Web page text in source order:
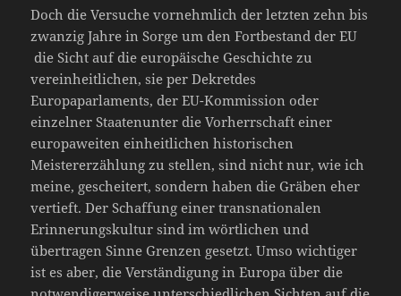
Doch die Versuche vornehmlich der letzten zehn bis
zwanzig Jahre in Sorge um den Fortbestand der EU
die Sicht auf die europäische Geschichte zu
vereinheitlichen, sie per Dekretdes
Europaparlaments, der EU-Kommission oder
einzelner Staatenunter die Vorherrschaft einer
europaweiten einheitlichen historischen
Meistererzählung zu stellen, sind nicht nur, wie ich
meine, gescheitert, sondern haben die Gräben eher
vertieft. Der Schaffung einer transnationalen
Erinnerungskultur sind im wörtlichen und
übertragen Sinne Grenzen gesetzt. Umso wichtiger
ist es aber, die Verständigung in Europa über die